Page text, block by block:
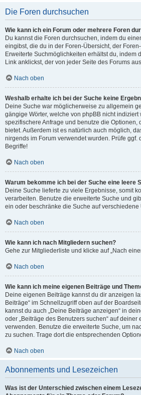
Die Foren durchsuchen
Wie kann ich ein Forum oder mehrere Foren
Du kannst die Foren durchsuchen, indem du
eingibst, die du in der Foren-Übersicht, der
Erweiterte Suchmöglichkeiten erhältst du, indem
Link anklickst, der von jeder Seite des Forums
Nach oben
Weshalb erhalte ich bei der Suche keine
Deine Suche war möglicherweise zu allgemein
gängige Wörter, welche von phpBB nicht indiziert
spezifischere Anfrage und benutze die Optionen,
bietet. Außerdem ist es natürlich auch möglich,
nirgends im Forum verwendet wurden. Prüfe ggf.
Begriffe!
Nach oben
Warum bekomme ich bei der Suche eine leere
Deine Suche lieferte zu viele Ergebnisse, somit
verarbeiten. Benutze die erweiterte Suche und
ein oder beschränke die Suche auf verschiedene
Nach oben
Wie kann ich nach Mitgliedern suchen?
Gehe zur Mitgliederliste und klicke auf „Nach
Nach oben
Wie kann ich meine eigenen Beiträge und
Deine eigenen Beiträge kannst du dir anzeigen
Beiträge“ im Schnellzugriff oben auf der
kannst du auch „Deine Beiträge anzeigen“ in
oder „Beiträge des Benutzers suchen“ auf deiner
verwenden. Benutze die erweiterte Suche, um
zu suchen. Trage dort die entsprechenden
Nach oben
Abonnements und Lesezeichen
Was ist der Unterschied zwischen einem